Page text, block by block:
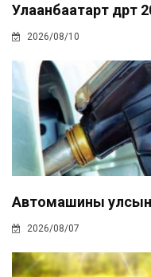
Улаанбаатарт
2026/08/10
Автомашины улсын
2026/08/07